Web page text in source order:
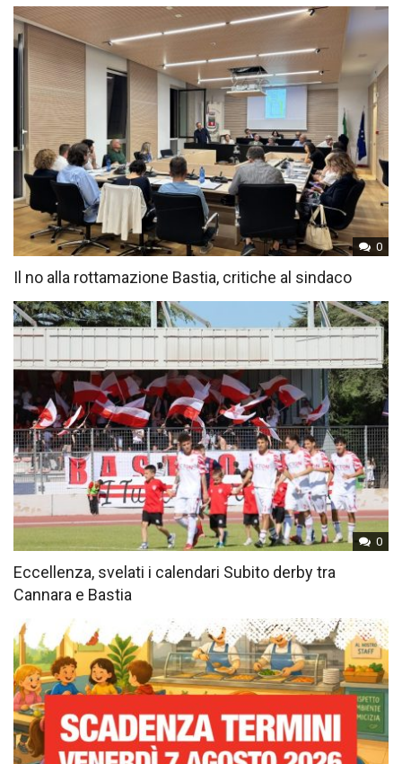
0
Il no alla rottamazione Bastia, critiche al sindaco
0
Eccellenza, svelati i calendari Subito derby tra
Cannara e Bastia